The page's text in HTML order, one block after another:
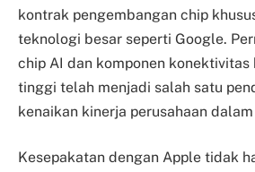
kontrak pengembangan chip
teknologi besar seperti Google.
chip AI dan komponen konektivitas
tinggi telah menjadi salah satu
kenaikan kinerja perusahaan
Kesepakatan dengan Apple tidak